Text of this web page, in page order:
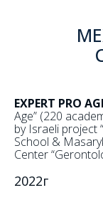
EXPERT PRO
Age” (220
by Israeli project “
School &
Center
2022г